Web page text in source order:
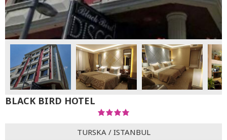
BLACK BIRD HOTEL
TURSKA / ISTANBUL